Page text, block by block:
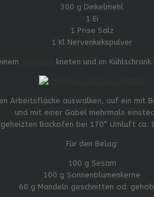
300 g Dinkelmehl
1 Ei
1 Prise Salz
1 Kl Nervenkekspulver
kneten und im
Arbeitsfläche auswalken, auf ein mit
und mit einer Gabel mehrmals
Backofen bei 170° Umluft ca.
Für den Belag:
100 g Sesam
100 g Sonnenblumenkerne
60 g Mandeln geschnitten od.